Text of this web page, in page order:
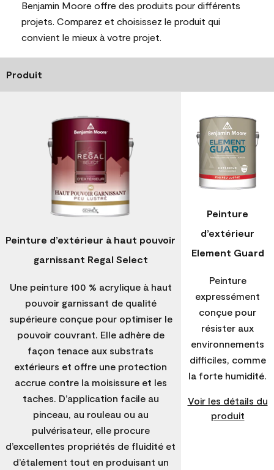
Benjamin Moore offre des produits pour différents
projets. Comparez et choisissez le produit qui
convient le mieux à votre projet.
Produit
Peinture d’extérieur à haut pouvoir
garnissant Regal Select
Une peinture 100 % acrylique à haut
pouvoir garnissant de qualité
supérieure conçue pour optimiser le
pouvoir couvrant. Elle adhère de
façon tenace aux substrats
extérieurs et offre une protection
accrue contre la moisissure et les
taches. D’application facile au
pinceau, au rouleau ou au
pulvérisateur, elle procure
d’excellentes propriétés de fluidité et
d’étalement tout en produisant un
Peinture
d’extérieur
Element Guard
Peinture
expressément
conçue pour
résister aux
environnements
difficiles, comme
la forte humidité.
Voir les détails du
produit